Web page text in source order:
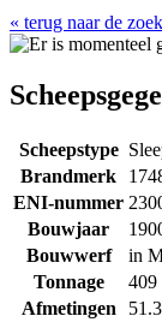
« terug naar de
Scheepstype
Brandmerk
ENI-nummer
Bouwjaar
Bouwwerf
in
Tonnage
409
Afmetingen